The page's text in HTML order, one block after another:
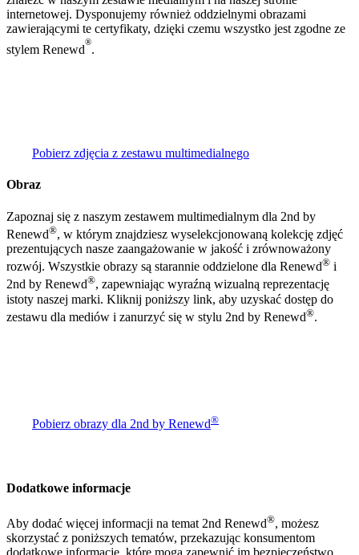
internetowej. Dysponujemy również oddzielnymi obrazami
zawierającymi te certyfikaty, dzięki czemu wszystko jest zgodne ze
stylem Renewd
®
.
Pobierz zdjęcia z zestawu multimedialnego
Obraz
Zapoznaj się z naszym zestawem multimedialnym dla 2nd by
Renewd®, w którym znajdziesz wyselekcjonowaną kolekcję zdjęć
prezentujących nasze zaangażowanie w jakość i zrównoważony
rozwój. Wszystkie obrazy są starannie oddzielone dla Renewd® i
2nd by Renewd®, zapewniając wyraźną wizualną reprezentację
istoty naszej marki. Kliknij poniższy link, aby uzyskać dostęp do
zestawu dla mediów i zanurzyć się w stylu 2nd by Renewd®.
Pobierz obrazy dla 2nd by Renewd®
Dodatkowe informacje
Aby dodać więcej informacji na temat 2nd Renewd®, możesz
skorzystać z poniższych tematów, przekazując konsumentom
dodatkowe informacje, które mogą zapewnić im bezpieczeństwo,